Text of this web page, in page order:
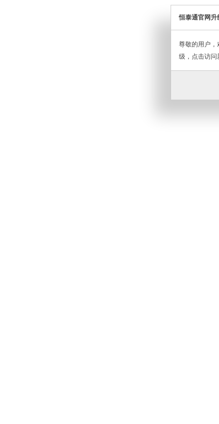
恒泰通官网升
尊敬的用户，
级，点击访问